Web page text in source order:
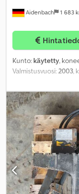
Aidenbach 1 683
Kunto: käytetty,
Valmistusvuosi:2003,
työskentelyalue:615